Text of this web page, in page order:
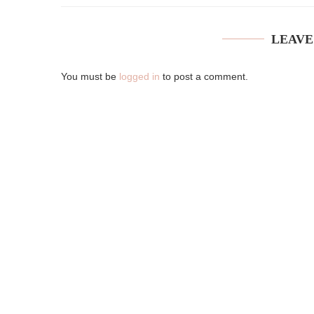
You must be logged in to post a comment.